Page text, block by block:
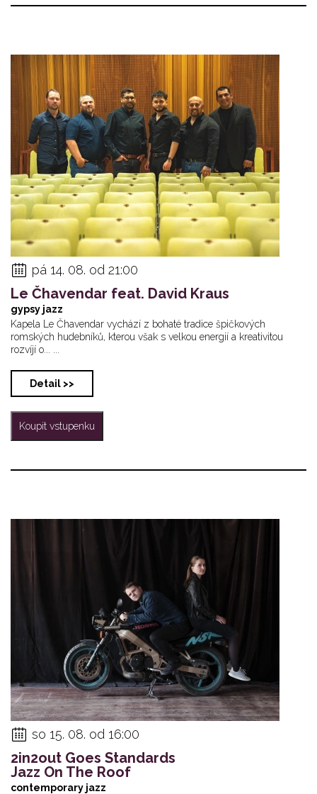
pá 14. 08. od 21:00
Le Čhavendar feat. David Kraus
gypsy jazz
Kapela Le Čhavendar vychází z bohaté tradice špičkových
romských hudebníků, kterou však s velkou energií a kreativitou
rozvíjí o... ...
Detail >>
Koupit vstupenku
so 15. 08. od 16:00
2in2out Goes Standards
Jazz On The Roof
contemporary jazz